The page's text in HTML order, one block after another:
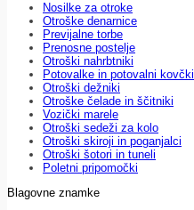
Nosilke za otroke
Otroške denarnice
Previjalne torbe
Prenosne postelje
Otroški nahrbtniki
Potovalke in potovalni kovčki
Otroški dežniki
Otroške čelade in ščitniki
Vozički marele
Otroški sedeži za kolo
Otroški skiroji in poganjalci
Otroški šotori in tuneli
Poletni pripomočki
Blagovne znamke